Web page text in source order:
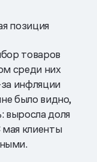
позиция
товаров
среди них
инфляции
было видно,
выросла доля
мая клиенты